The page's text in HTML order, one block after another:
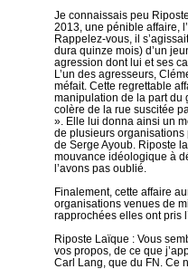
Je connaissais peu
2013, une pénible affaire,
Rappelez-vous, il
dura quinze mois) d’un
agression dont lui et ses
L’un des agresseurs,
méfait. Cette regrettable
manipulation de la part du
colère de la rue suscitée
». Elle lui donna ainsi un
de plusieurs organisations
de Serge Ayoub. Riposte
mouvance idéologique à
l’avons pas oublié.
Finalement, cette affaire
organisations venues de
rapprochées elles ont pris
Riposte Laïque : Vous
vos propos, de ce que
Carl Lang, que du FN. Ce